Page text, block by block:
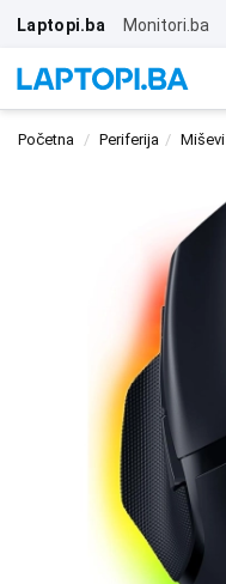
Laptopi.ba Monitori.ba
Početna Periferija Miševi